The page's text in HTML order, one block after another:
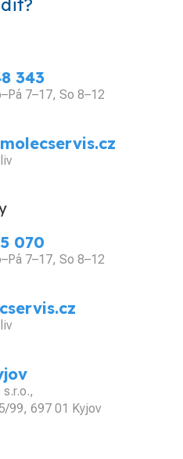
343
7–17, So 8–12
070
7–17, So 8–12
99, 697 01 Kyjov